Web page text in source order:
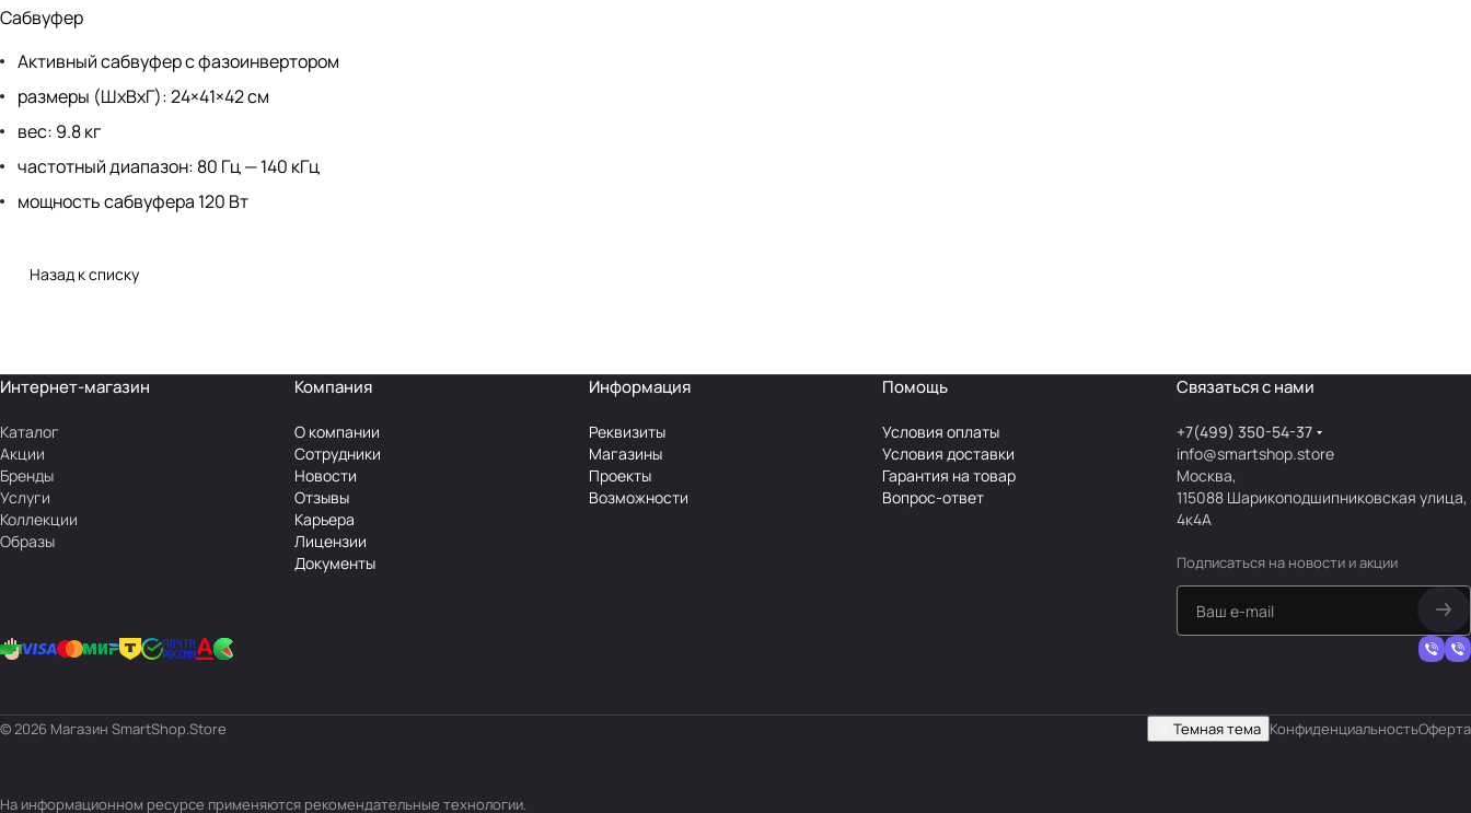
Сабвуфер
Активный сабвуфер с фазоинвертором
размеры (ШхВхГ): 24×41×42 см
вес: 9.8 кг
частотный диапазон: 80 Гц — 140 кГц
мощность сабвуфера 120 Вт
Назад к списку
Интернет-магазин
Каталог
Акции
Бренды
Услуги
Коллекции
Образы
Компания
О компании
Сотрудники
Новости
Отзывы
Карьера
Лицензии
Документы
Информация
Реквизиты
Магазины
Проекты
Возможности
Помощь
Условия оплаты
Условия доставки
Гарантия на товар
Вопрос-ответ
Связаться с нами
+7(499) 350-54-37
info@smartshop.store
Москва,
115088 Шарикоподшипниковская улица,
4к4А
Подписаться на новости и акции
© 2026 Магазин SmartShop.Store Темная тема КонфиденциальностьОферта
На информационном ресурсе применяются рекомендательные технологии.